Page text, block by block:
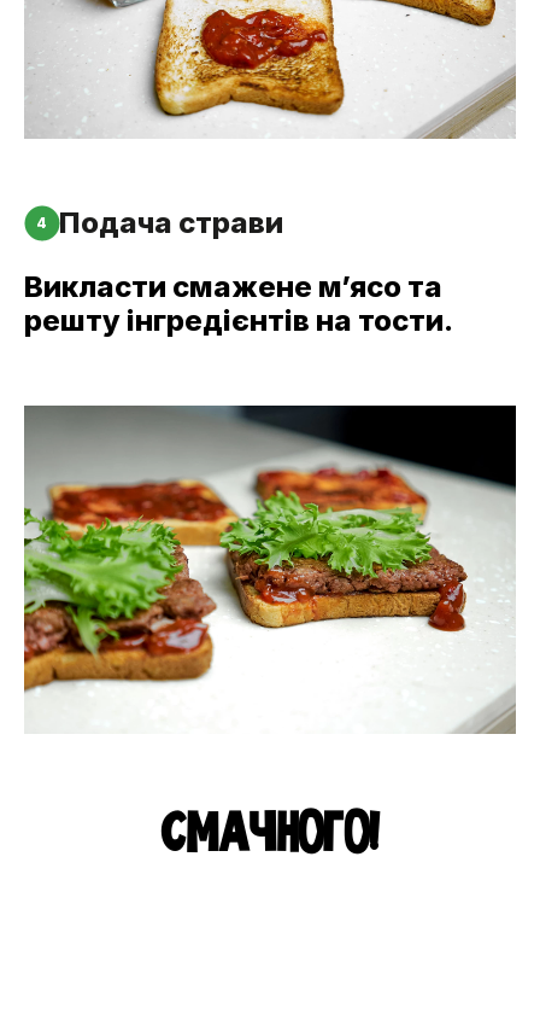
4
Подача страви
Викласти смажене м’ясо та
решту інгредієнтів на тости.
СМАЧНОГО!